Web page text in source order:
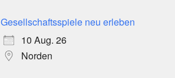
Gesellschaftsspiele neu erleben
10 Aug. 26
Norden